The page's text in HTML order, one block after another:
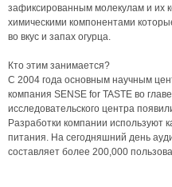
зафиксированным молекулам и их
химическими компонентами
во вкус и запах огурца.
Кто этим занимается?
С 2004 года основным научным
компания SENSE for TASTE во
исследовательского центра
Разработки компании используют
питания. На сегодняшний день
составляет более 200,000